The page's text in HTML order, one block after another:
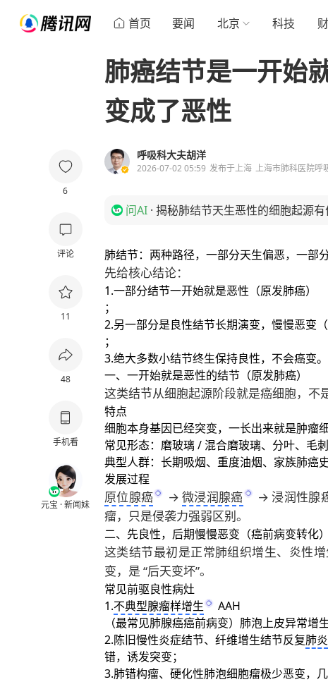
首页 要闻 北京 科技
6
评论
11
48
手机看
元宝 · 新闻妹
肺癌结节是一开始
变成了恶性
呼吸科大夫胡洋
2026-07-02 05:59 发布于上海 上海市肺科医院呼
问AI · 揭秘肺结节天生恶性的细胞起源有
肺结节：两种路径，一部分天生偏恶，一部
先给核心结论：
一部分结节一开始就是恶性（原发肺癌）
；
另一部分是良性结节长期演变，慢慢恶变
；
绝大多数小结节终生保持良性，不会癌变。
一、一开始就是恶性的结节（原发肺癌）
这类结节从细胞起源阶段就是癌细胞，不
特点
细胞本身基因已经突变，一长出来就是肿瘤细
常见形态：磨玻璃 / 混合磨玻璃、分叶、毛
典型人群：长期吸烟、重度油烟、家族肺癌
发展过程
原位腺癌 →微浸润腺癌
→ 浸润性腺
瘤，只是侵袭力强弱区别。
二、先良性，后期慢慢恶变（癌前病变转化）
这类结节最初是正常肺组织增生、炎性
变，是 “后天变坏”。
常见前驱良性病灶
不典型腺瘤样增生
AAH
（最常见肺腺癌癌前病变）肺泡上皮异常增
陈旧慢性炎症结节、纤维增生结节反复肺炎
错，诱发突变；
肺错构瘤、硬化性肺泡细胞瘤极少恶变，几